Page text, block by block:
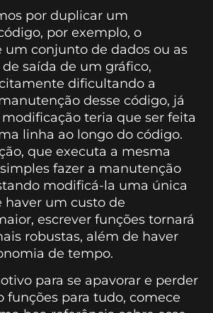
por duplicar um
por exemplo, o
conjunto de dados ou as
saída de um gráfico,
dificultando a
desse código, já
teria que ser feita
linha ao longo do código.
que executa a mesma
fazer a manutenção
modificá-la uma única
haver um custo de
escrever funções tornará
robustas, além de haver
de tempo.
para se apavorar e perder
funções para tudo, comece